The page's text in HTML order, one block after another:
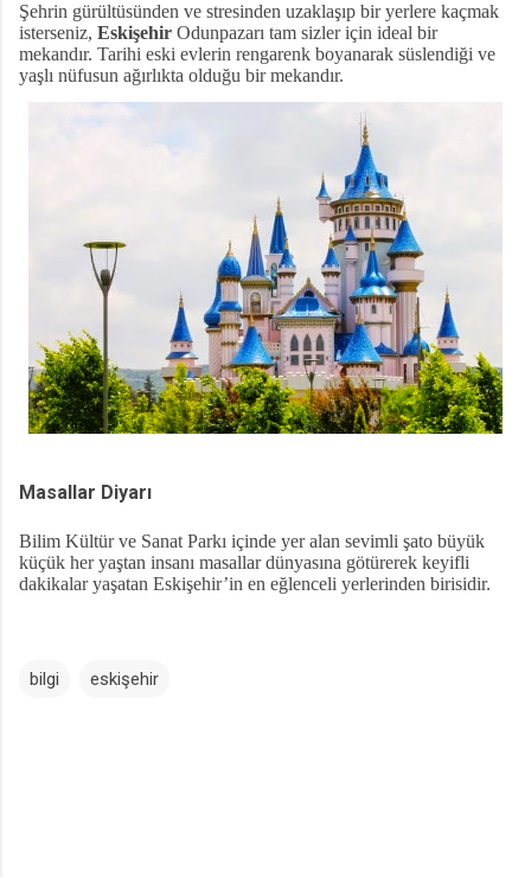
Şehrin gürültüsünden ve stresinden uzaklaşıp bir yerlere kaçmak
isterseniz, Eskişehir Odunpazarı tam sizler için ideal bir
mekandır. Tarihi eski evlerin rengarenk boyanarak süslendiği ve
yaşlı nüfusun ağırlıkta olduğu bir mekandır.
Masallar Diyarı
Bilim Kültür ve Sanat Parkı içinde yer alan sevimli şato büyük
küçük her yaştan insanı masallar dünyasına götürerek keyifli
dakikalar yaşatan Eskişehir’in en eğlenceli yerlerinden birisidir.
bilgi eskişehir